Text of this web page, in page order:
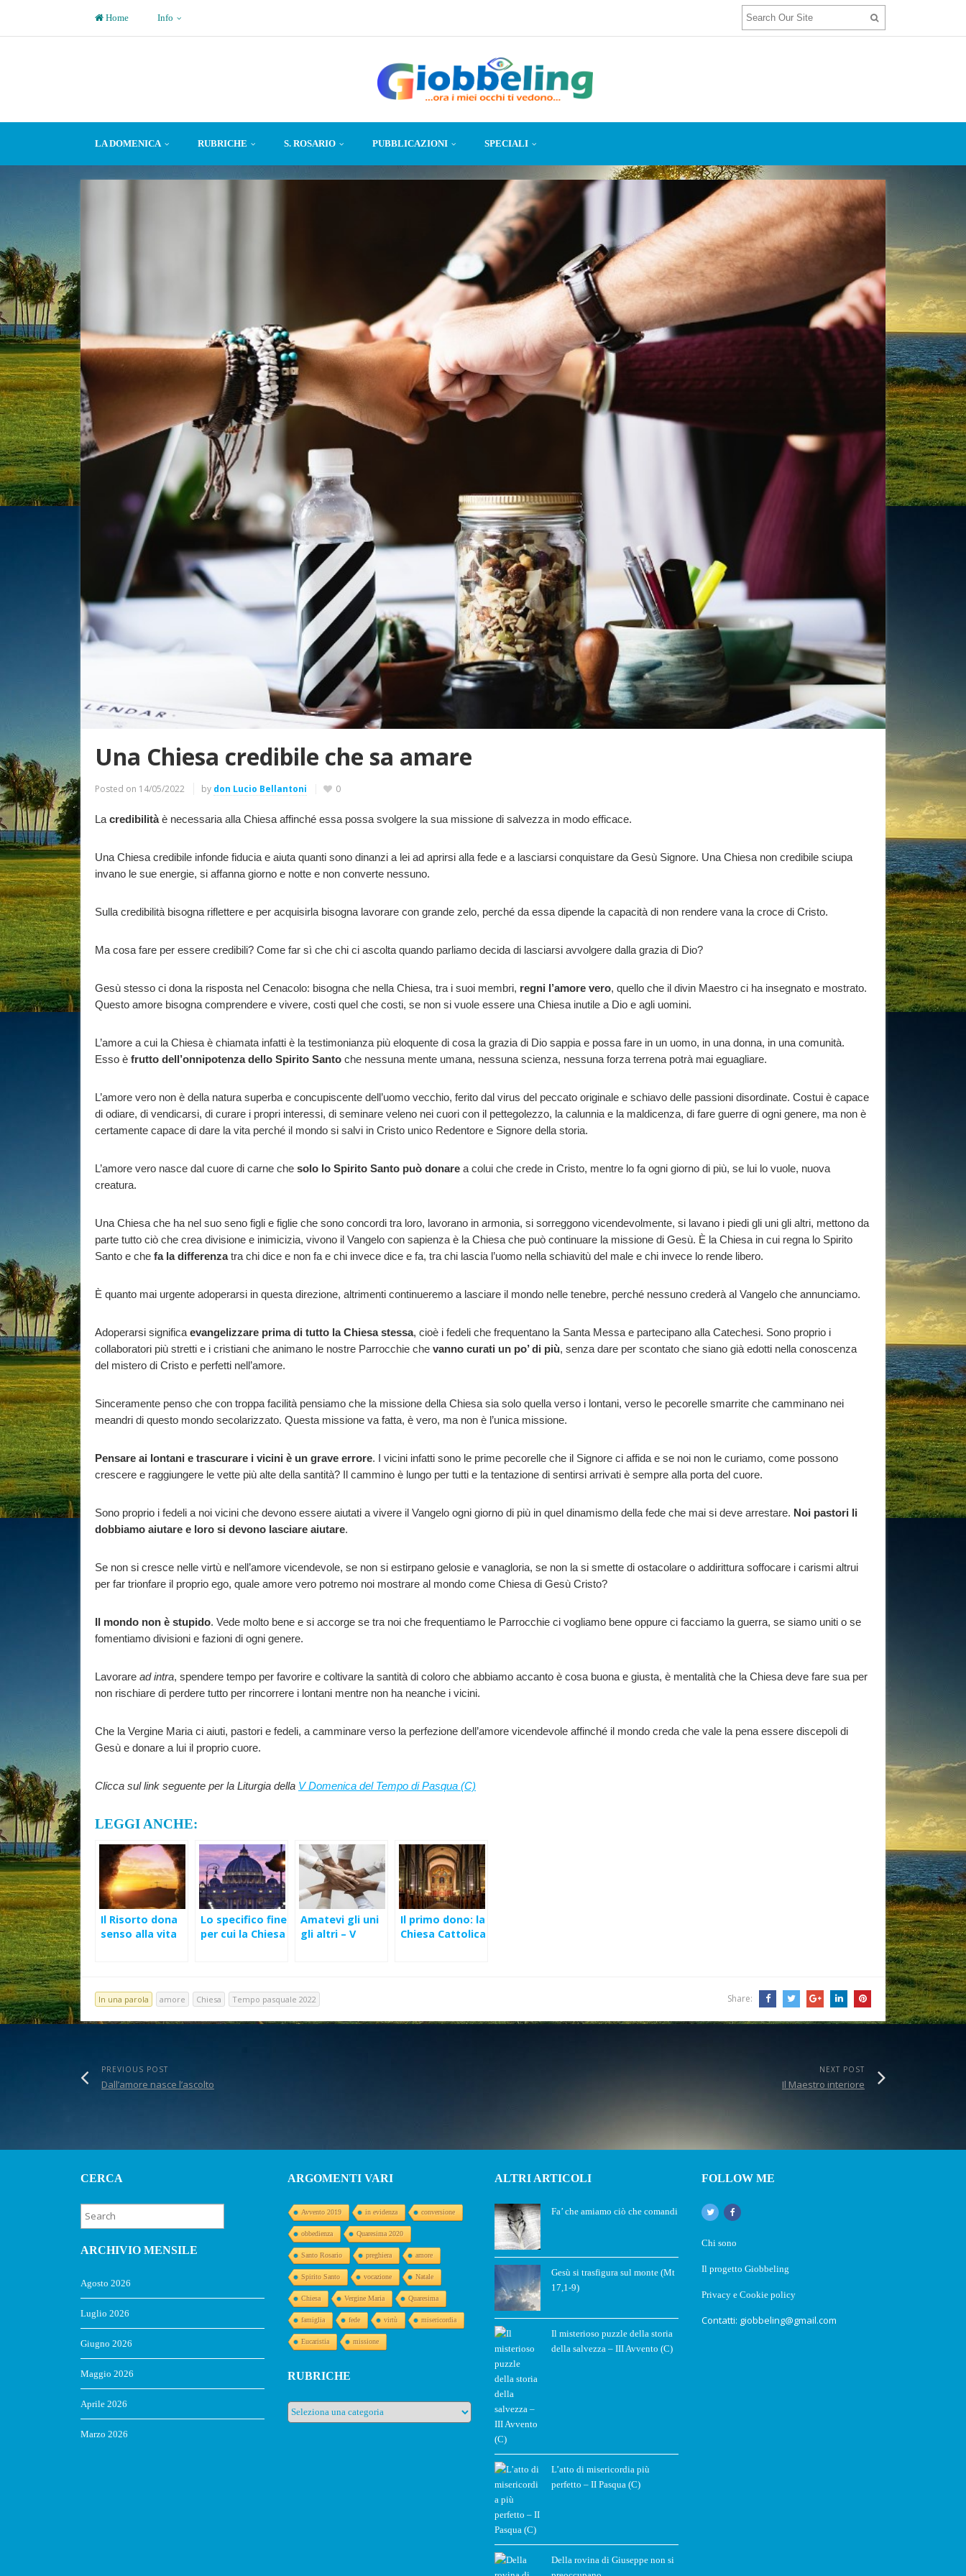
Home Info
LA DOMENICA RUBRICHE S. ROSARIO PUBBLICAZIONI SPECIALI
Una Chiesa credibile che sa amare
Posted on 14/05/2022 by don Lucio Bellantoni 0
La credibilitàè necessaria alla Chiesa affinché essa possa svolgere la sua missione di salvezza in modo efficace.
Una Chiesa credibile infonde fiducia e aiuta quanti sono dinanzi a lei ad aprirsi alla fede e a lasciarsi conquistare da Gesù Signore. Una Chiesa non credibile sciupa
invano le sue energie, si affanna giorno e notte e non converte nessuno.
Sulla credibilità bisogna riflettere e per acquisirla bisogna lavorare con grande zelo, perché da essa dipende la capacità di non rendere vana la croce di Cristo.
Ma cosa fare per essere credibili? Come far sì che chi ci ascolta quando parliamo decida di lasciarsi avvolgere dalla grazia di Dio?
Gesù stesso ci dona la risposta nel Cenacolo: bisogna che nella Chiesa, tra i suoi membri, regni l’amore vero, quello che il divin Maestro ci ha insegnato e mostrato.
Questo amore bisogna comprendere e vivere, costi quel che costi, se non si vuole essere una Chiesa inutile a Dio e agli uomini.
L’amore a cui la Chiesa è chiamata infatti è la testimonianza più eloquente di cosa la grazia di Dio sappia e possa fare in un uomo, in una donna, in una comunità.
Esso è frutto dell’onnipotenza dello Spirito Santo che nessuna mente umana, nessuna scienza, nessuna forza terrena potrà mai eguagliare.
L’amore vero non è della natura superba e concupiscente dell’uomo vecchio, ferito dal virus del peccato originale e schiavo delle passioni disordinate. Costui è capace
di odiare, di vendicarsi, di curare i propri interessi, di seminare veleno nei cuori con il pettegolezzo, la calunnia e la maldicenza, di fare guerre di ogni genere, ma non è
certamente capace di dare la vita perché il mondo si salvi in Cristo unico Redentore e Signore della storia.
L’amore vero nasce dal cuore di carne che solo lo Spirito Santo può donare a colui che crede in Cristo, mentre lo fa ogni giorno di più, se lui lo vuole, nuova
creatura.
Una Chiesa che ha nel suo seno figli e figlie che sono concordi tra loro, lavorano in armonia, si sorreggono vicendevolmente, si lavano i piedi gli uni gli altri, mettono da
parte tutto ciò che crea divisione e inimicizia, vivono il Vangelo con sapienza è la Chiesa che può continuare la missione di Gesù. È la Chiesa in cui regna lo Spirito
Santo e che fa la differenzatra chi dice e non fa e chi invece dice e fa, tra chi lascia l’uomo nella schiavitù del male e chi invece lo rende libero.
È quanto mai urgente adoperarsi in questa direzione, altrimenti continueremo a lasciare il mondo nelle tenebre, perché nessuno crederà al Vangelo che annunciamo.
Adoperarsi significa evangelizzare prima di tutto la Chiesa stessa, cioè i fedeli che frequentano la Santa Messa e partecipano alla Catechesi. Sono proprio i
collaboratori più stretti e i cristiani che animano le nostre Parrocchie che vanno curati un po’ di più, senza dare per scontato che siano già edotti nella conoscenza
del mistero di Cristo e perfetti nell’amore.
Sinceramente penso che con troppa facilità pensiamo che la missione della Chiesa sia solo quella verso i lontani, verso le pecorelle smarrite che camminano nei
meandri di questo mondo secolarizzato. Questa missione va fatta, è vero, ma non è l’unica missione.
Pensare ai lontani e trascurare i vicini è un grave errore. I vicini infatti sono le prime pecorelle che il Signore ci affida e se noi non le curiamo, come possono
crescere e raggiungere le vette più alte della santità? Il cammino è lungo per tutti e la tentazione di sentirsi arrivati è sempre alla porta del cuore.
Sono proprio i fedeli a noi vicini che devono essere aiutati a vivere il Vangelo ogni giorno di più in quel dinamismo della fede che mai si deve arrestare. Noi pastori li
dobbiamo aiutare e loro si devono lasciare aiutare.
Se non si cresce nelle virtù e nell’amore vicendevole, se non si estirpano gelosie e vanagloria, se non la si smette di ostacolare o addirittura soffocare i carismi altrui
per far trionfare il proprio ego, quale amore vero potremo noi mostrare al mondo come Chiesa di Gesù Cristo?
Il mondo non è stupido. Vede molto bene e si accorge se tra noi che frequentiamo le Parrocchie ci vogliamo bene oppure ci facciamo la guerra, se siamo uniti o se
fomentiamo divisioni e fazioni di ogni genere.
Lavorare ad intra, spendere tempo per favorire e coltivare la santità di coloro che abbiamo accanto è cosa buona e giusta, è mentalità che la Chiesa deve fare sua per
non rischiare di perdere tutto per rincorrere i lontani mentre non ha neanche i vicini.
Che la Vergine Maria ci aiuti, pastori e fedeli, a camminare verso la perfezione dell’amore vicendevole affinché il mondo creda che vale la pena essere discepoli di
Gesù e donare a lui il proprio cuore.
Clicca sul link seguente per la Liturgia della V Domenica del Tempo di Pasqua (C)
LEGGI ANCHE:
Il Risorto dona
senso alla vita
Lo specifico fine
per cui la Chiesa
Amatevi gli uni
gli altri – V
Il primo dono: la
Chiesa Cattolica
In una parola amore Chiesa Tempo pasquale 2022 Share:
PREVIOUS POST
Dall’amore nasce l’ascolto
NEXT POST
Il Maestro interiore
CERCA
ARCHIVIO MENSILE
Agosto 2026
Luglio 2026
Giugno 2026
Maggio 2026
Aprile 2026
Marzo 2026
ARGOMENTI VARI
Avvento 2019 in evidenza conversione
obbedienza Quaresima 2020
Santo Rosario preghiera amore
Spirito Santo vocazione Natale
Chiesa Vergine Maria Quaresima
famiglia fede virtù misericordia
Eucaristia missione
RUBRICHE
Rubriche
ALTRI ARTICOLI
Fa’ che amiamo ciò che comandi
Gesù si trasfigura sul monte (Mt
17,1-9)
Il misterioso puzzle della storia
della salvezza – III Avvento (C)
L’atto di misericordia più
perfetto – II Pasqua (C)
Della rovina di Giuseppe non si
FOLLOW ME
Chi sono
Il progetto Giobbeling
Privacy e Cookie policy
Contatti: giobbeling@gmail.com